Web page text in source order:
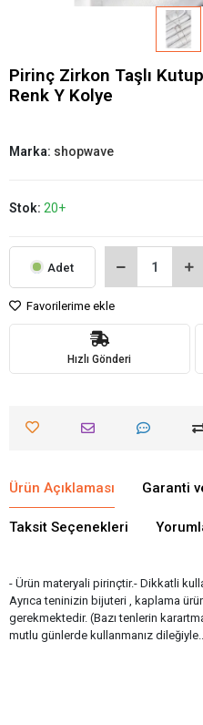
Pirinç Zirkon Taşlı
Renk Y Kolye
Marka: shopwave
Stok: 20+
Adet
Favorilerime ekle
Hızlı Gönderi
Ürün Açıklaması Garanti
Taksit Seçenekleri
- Ürün materyali pirinçtir.- Dikkatli
Ayrıca teninizin bijuteri , kaplama
gerekmektedir. (Bazı tenlerin
mutlu günlerde kullanmanız